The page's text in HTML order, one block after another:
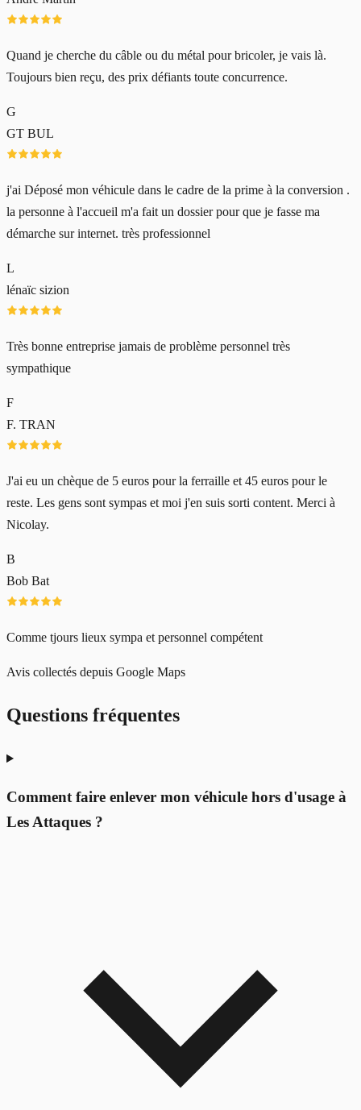
Quand je cherche du câble ou du métal pour bricoler, je vais là.
Toujours bien reçu, des prix défiants toute concurrence.
G
GT BUL
j'ai Déposé mon véhicule dans le cadre de la prime à la conversion .
la personne à l'accueil m'a fait un dossier pour que je fasse ma
démarche sur internet. très professionnel
L
lénaïc sizion
Très bonne entreprise jamais de problème personnel très
sympathique
F
F. TRAN
J'ai eu un chèque de 5 euros pour la ferraille et 45 euros pour le
reste. Les gens sont sympas et moi j'en suis sorti content. Merci à
Nicolay.
B
Bob Bat
Comme tjours lieux sympa et personnel compétent
Avis collectés depuis Google Maps
Questions fréquentes
Comment faire enlever mon véhicule hors d'usage à
Les Attaques ?